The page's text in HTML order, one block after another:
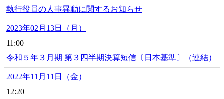
執行役員の人事異動に関するお知らせ
2023年02月13日（月）
11:00
令和５年３月期 第３四半期決算短信〔日本基準〕（連結）
2022年11月11日（金）
12:20